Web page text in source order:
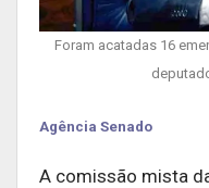
Foram acatadas 16
Agência Senado
A comissão mista